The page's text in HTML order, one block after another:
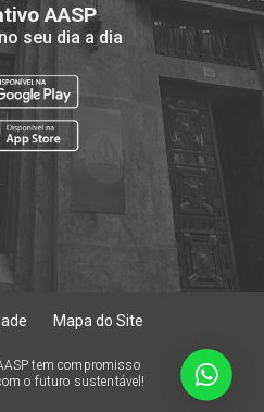
AASP
seu dia a dia
Mapa do Site
tem compromisso
o futuro sustentável!